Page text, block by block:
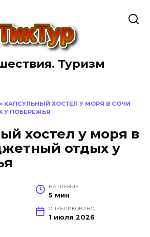
Туризм
» КАПСУЛЬНЫЙ ХОСТЕЛ У МОРЯ В СОЧИ
ПОБЕРЕЖЬЯ
хостел у моря в
отдых у
НА ЧТЕНИЕ
5 мин
ОПУБЛИКОВАНО
1 июля 2026